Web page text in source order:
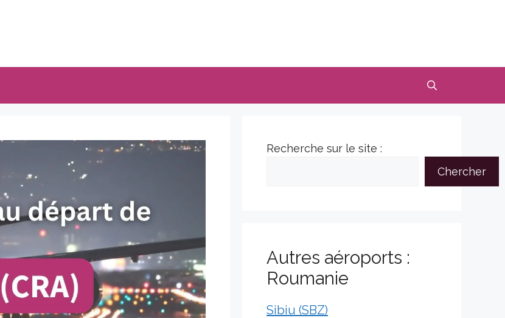
Recherche sur le site :
Chercher
Autres aéroports :
Roumanie
Sibiu (SBZ)